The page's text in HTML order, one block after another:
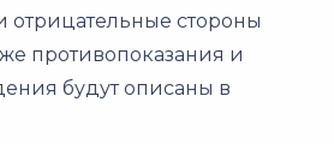
отрицательные стороны
противопоказания и
будут описаны в